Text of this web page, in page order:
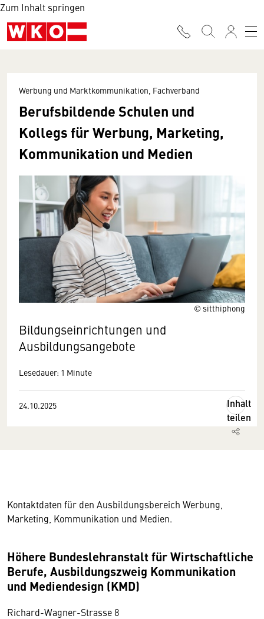
Zum Inhalt springen
© sitthiphong
Werbung und Marktkommunikation, Fachverband
Berufsbildende Schulen und
Kollegs für Werbung, Marketing,
Kommunikation und Medien
Bildungseinrichtungen und
Ausbildungsangebote
Lesedauer: 1 Minute
24.10.2025
Inhalt
teilen
Kontaktdaten für den Ausbildungsbereich Werbung,
Marketing, Kommunikation und Medien.
Höhere Bundeslehranstalt für Wirtschaftliche
Berufe, Ausbildungszweig Kommunikation
und Mediendesign (KMD)
Richard-Wagner-Strasse 8